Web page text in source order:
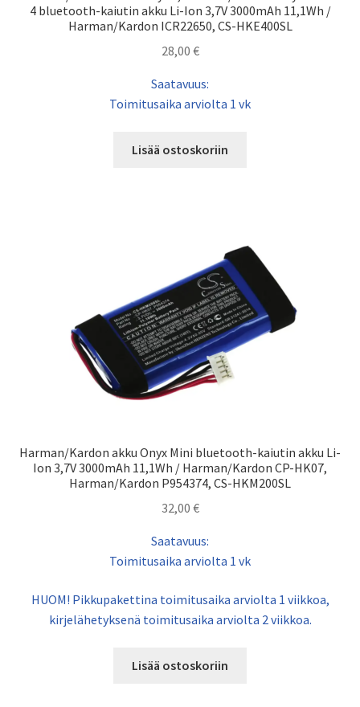
4 bluetooth-kaiutin akku Li-Ion 3,7V 3000mAh 11,1Wh /
Harman/Kardon ICR22650, CS-HKE400SL
28,00 €
Saatavuus:
Toimitusaika arviolta 1 vk
Lisää ostoskoriin
Harman/Kardon akku Onyx Mini bluetooth-kaiutin akku Li-
Ion 3,7V 3000mAh 11,1Wh / Harman/Kardon CP-HK07,
Harman/Kardon P954374, CS-HKM200SL
32,00 €
Saatavuus:
Toimitusaika arviolta 1 vk
HUOM! Pikkupakettina toimitusaika arviolta 1 viikkoa,
kirjelähetyksenä toimitusaika arviolta 2 viikkoa.
Lisää ostoskoriin